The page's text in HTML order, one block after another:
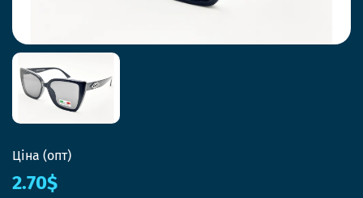
Ціна (опт)
2.70$